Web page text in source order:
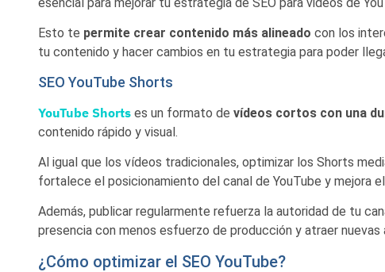
Esto te permite crear contenido más alineado con los
tu contenido y hacer cambios en tu estrategia para poder
SEO YouTube Shorts
YouTube Shorts es un formato de vídeos cortos con una
contenido rápido y visual.
Al igual que los vídeos tradicionales, optimizar los Shorts
fortalece el posicionamiento del canal de YouTube y mejora el
Además, publicar regularmente refuerza la autoridad de tu
presencia con menos esfuerzo de producción y atraer nuevas
¿Cómo optimizar el SEO YouTube?